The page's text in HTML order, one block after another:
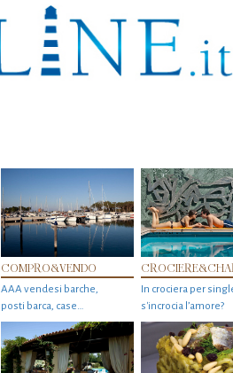
COMPRO&VENDO
AAA vendesi barche,
posti barca, case…
In crociera per
s'incrocia l’amore?